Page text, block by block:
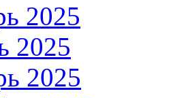
2025
2025
2025